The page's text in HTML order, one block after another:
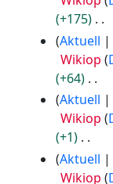
n
g
s
u
s
a
m
m
e
t
u
n
g
s
u
s
a
b
e
t
u
n
g
s
B
e
a
b
e
t
u
+175
K
e
i
n
e
B
e
a
Aktuell
Wikiop
+64
K
e
i
n
e
Aktuell
Wikiop
+1
K
e
Aktuell
Wikiop